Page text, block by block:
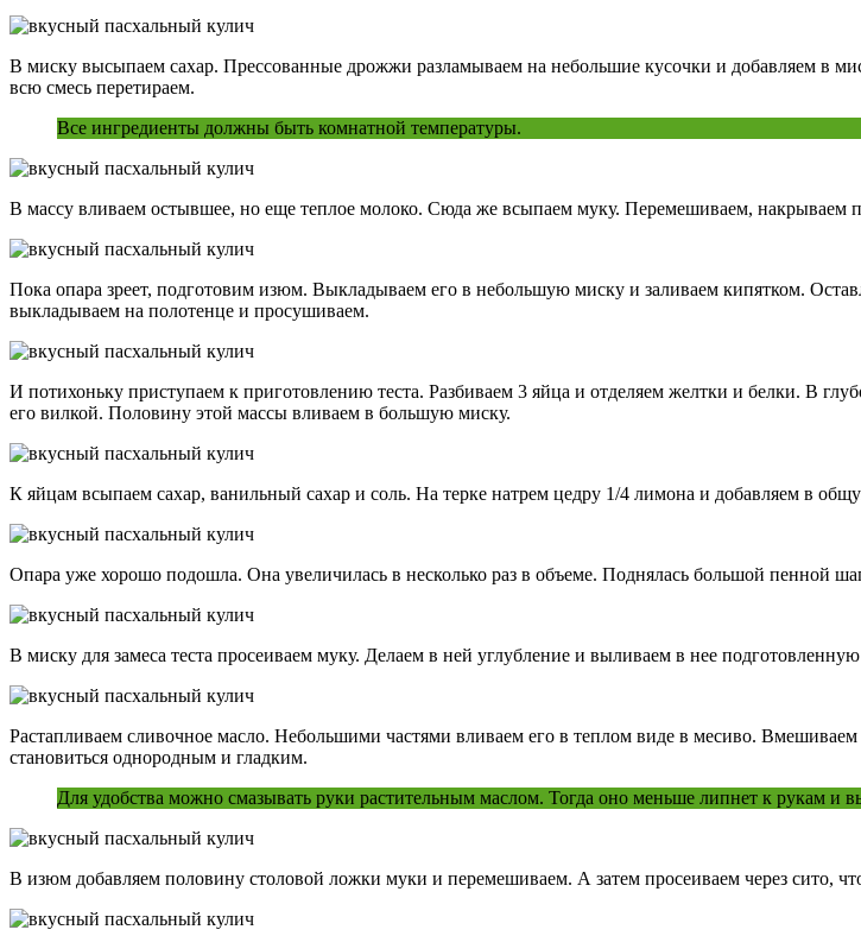
В миску высыпаем сахар. Прессованные дрожжи разламываем на небольшие кусочки и добавляем в
всю смесь перетираем.
Все ингредиенты должны быть комнатной температуры.
В массу вливаем остывшее, но еще теплое молоко. Сюда же всыпаем муку. Перемешиваем, накрываем
Пока опара зреет, подготовим изюм. Выкладываем его в небольшую миску и заливаем кипятком.
выкладываем на полотенце и просушиваем.
И потихоньку приступаем к приготовлению теста. Разбиваем 3 яйца и отделяем желтки и белки. В
его вилкой. Половину этой массы вливаем в большую миску.
К яйцам всыпаем сахар, ванильный сахар и соль. На терке натрем цедру 1/4 лимона и добавляем в
Опара уже хорошо подошла. Она увеличилась в несколько раз в объеме. Поднялась большой пенной
В миску для замеса теста просеиваем муку. Делаем в ней углубление и выливаем в нее
Растапливаем сливочное масло. Небольшими частями вливаем его в теплом виде в месиво.
становиться однородным и гладким.
Для удобства можно смазывать руки растительным маслом. Тогда оно меньше липнет к рукам и
В изюм добавляем половину столовой ложки муки и перемешиваем. А затем просеиваем через сито,